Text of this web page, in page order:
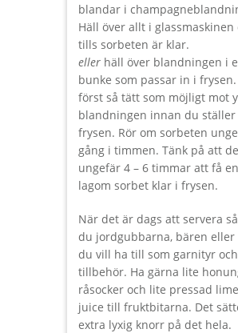
blandar i
Häll över allt i glassmaskinen
tills sorbeten är klar.
eller häll över blandningen i
bunke som passar in i frysen.
först så tätt som möjligt mot
blandningen innan du
frysen. Rör om sorbeten
gång i timmen. Tänk på att
ungefär 4 – 6 timmar att få
lagom sorbet klar i frysen.
När det är dags att servera
du jordgubbarna, bären
du vill ha till som garnityr och
tillbehör. Ha gärna lite
råsocker och lite pressad
juice till fruktbitarna. Det
extra lyxig knorr på det hela.